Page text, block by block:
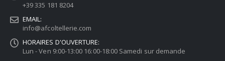
+39 335 181 8204
EMAIL:
info@afcoltellerie.com
HORAIRES D'OUVERTURE:
Lun - Ven 9:00-13:00 16:00-18:00 Samedi sur demande